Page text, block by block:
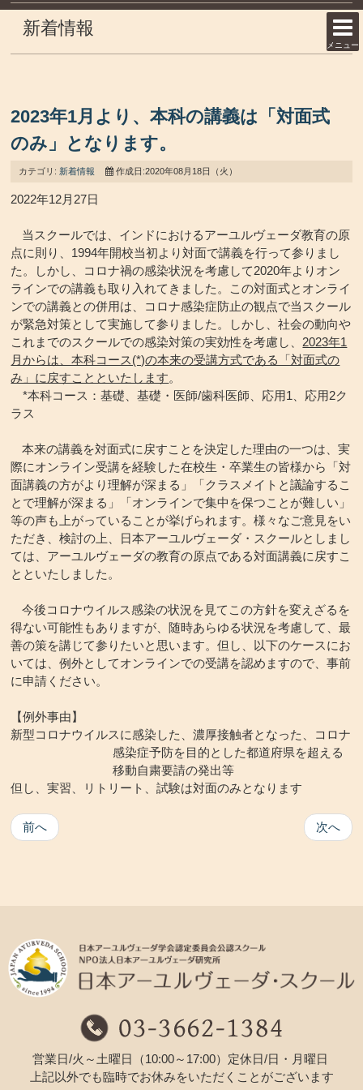
メニュー
新着情報
2023年1月より、本科の講義は「対面式
のみ」となります。
カテゴリ: 新着情報 作成日:2020年08月18日（火）
2022年12月27日
当スクールでは、インドにおけるアーユルヴェーダ教育の原
点に則り、1994年開校当初より対面で講義を行って参りまし
た。しかし、コロナ禍の感染状況を考慮して2020年よりオン
ラインでの講義も取り入れてきました。この対面式とオンライ
ンでの講義との併用は、コロナ感染症防止の観点で当スクール
が緊急対策として実施して参りました。しかし、社会の動向や
これまでのスクールでの感染対策の実効性を考慮し、 2023年1
月からは、本科コース(*)の本来の受講方式である「対面式の
み」に戻すことといたします。
*本科コース：基礎、基礎・医師/歯科医師、応用1、応用2ク
ラス
本来の講義を対面式に戻すことを決定した理由の一つは、実
際にオンライン受講を経験した在校生・卒業生の皆様から「対
面講義の方がより理解が深まる」「クラスメイトと議論するこ
とで理解が深まる」「オンラインで集中を保つことが難しい」
等の声も上がっていることが挙げられます。様々なご意見をい
ただき、検討の上、日本アーユルヴェーダ・スクールとしまし
ては、アーユルヴェーダの教育の原点である対面講義に戻すこ
とといたしました。
今後コロナウイルス感染の状況を見てこの方針を変えざるを
得ない可能性もありますが、随時あらゆる状況を考慮して、最
善の策を講じて参りたいと思います。但し、以下のケースにお
いては、例外としてオンラインでの受講を認めますので、事前
に申請ください。
【例外事由】
新型コロナウイルスに感染した、濃厚接触者となった、コロナ
感染症予防を目的とした都道府県を超える
移動自粛要請の発出等
但し、実習、リ トリート、試験は対面のみとなります
前へ 次へ
営業日/火～土曜日（10:00～17:00）定休日/日・月曜日
上記以外でも臨時でお休みをいただくことがございます